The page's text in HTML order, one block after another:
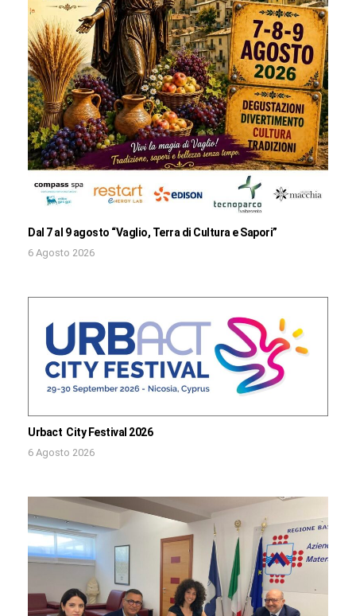
Dal 7 al 9 agosto “Vaglio, Terra di Cultura e Sapori”
6 Agosto 2026
Urbact City Festival 2026
6 Agosto 2026